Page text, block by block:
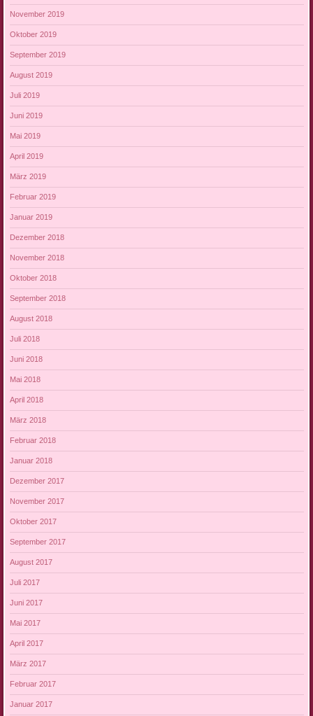
November 2019
Oktober 2019
September 2019
August 2019
Juli 2019
Juni 2019
Mai 2019
April 2019
März 2019
Februar 2019
Januar 2019
Dezember 2018
November 2018
Oktober 2018
September 2018
August 2018
Juli 2018
Juni 2018
Mai 2018
April 2018
März 2018
Februar 2018
Januar 2018
Dezember 2017
November 2017
Oktober 2017
September 2017
August 2017
Juli 2017
Juni 2017
Mai 2017
April 2017
März 2017
Februar 2017
Januar 2017